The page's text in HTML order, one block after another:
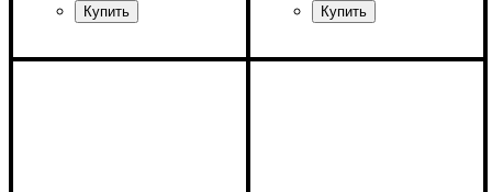
Ширина: 83,4 см
Ширина: 43,4 см